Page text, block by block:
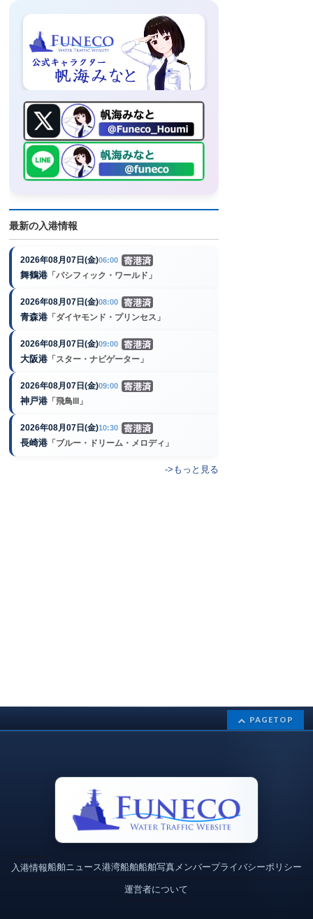
最新の入港情報
2026年08月07日(金)06:00
舞鶴港 「パシフィック・ワールド」
2026年08月07日(金)08:00
青森港 「ダイヤモンド・プリンセス」
2026年08月07日(金)09:00
大阪港 「スター・ナビゲーター」
2026年08月07日(金)09:00
神戸港 「飛鳥III」
2026年08月07日(金)10:30
長崎港 「ブルー・ドリーム・メロディ」
->もっと見る
PAGETOP
入港情報船舶ニュース港湾船舶船舶写真メンバープライバシーポリシー
運営者について